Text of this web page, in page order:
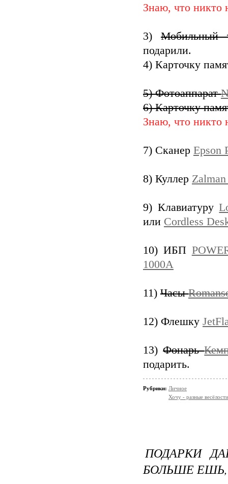
Знаю, что никто
3) Мобильный
подарили.
4) Карточку
5) Фотоаппарат
6) Карточку
Знаю, что никто
7) Сканер Epson
8) Куллер
9) Клавиатуру
или Cordless
10) ИБП
1000A
11) Часы
12) Флешку
13)Фонарь
подарить.
Рубрики: Личное
Хочу - разные
ПОДАРКИ
БОЛЬШЕ